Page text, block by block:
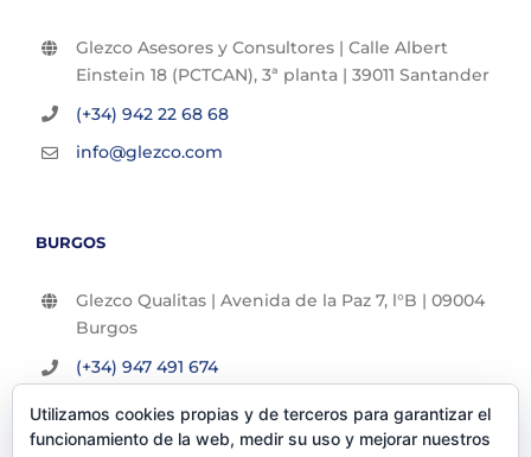
Glezco Asesores y Consultores | Calle Albert
Einstein 18 (PCTCAN), 3ª planta | 39011 Santander
(+34) 942 22 68 68
info@glezco.com
BURGOS
Glezco Qualitas | Avenida de la Paz 7, l°B | 09004
Burgos
(+34) 947 491 674
info@glezco.com
Utilizamos cookies propias y de terceros para garantizar el
funcionamiento de la web, medir su uso y mejorar nuestros